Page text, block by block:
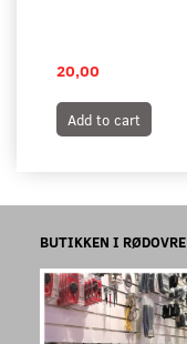
20,00
Add to cart
BUTIKKEN I RØDOVRE